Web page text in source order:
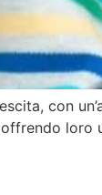
con
loro